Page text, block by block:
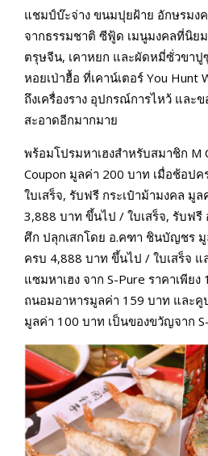
แชมป์บ๊ะจ่าง ขนมปุยฝ้าย อักษรมง
จากธรรมชาติ​ ซีฟู้ด​ เมนูมงคลที่นิย
ตรุษจีน​, เคาหยก และผัดหมี่ซั่วขาปู
หอยเป่าฮื้อ ที่เคาน์เตอร์ You Hunt
ถึงเครื่องราง อุปกรณ์การไหว้ และ
สะอาดอีกมากมาย
พร้อมโปรมหาเฮงสำหรับสมาชิก M
Coupon มูลค่า 200 บาท เมื่อช้อป
ใบเสร็จ, รับฟรี กระเป๋าม้ามงคล มู
3,888 บาท ขึ้นไป / ใบเสร็จ, รับฟรี
ศึก ปลุกเสกโดย อ.คฑา ชินบัญชร
ครบ 4,888 บาท ขึ้นไป / ใบเสร็จ
แซมหาเฮง จาก S-Pure ราคาเพีย
ถนอมอาหารมูลค่า 159 บาท และคู
มูลค่า 100 บาท เป็นของขวัญจาก